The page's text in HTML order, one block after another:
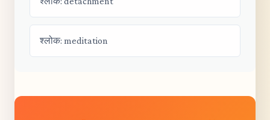
श्लोक: meditation